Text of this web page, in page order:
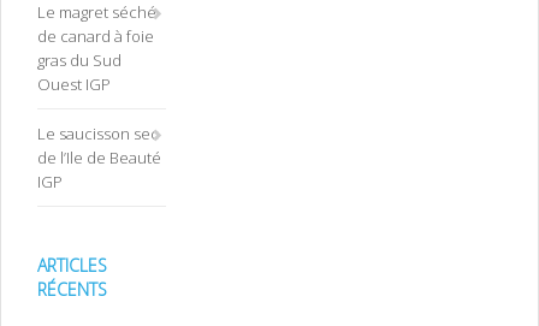
Le magret séché
de canard à foie
gras du Sud
Ouest IGP
Le saucisson sec
de l’Ile de Beauté
IGP
ARTICLES
RÉCENTS